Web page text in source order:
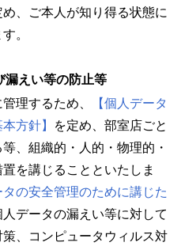
、ご本人が知り得る状態に
。
漏えい等の防止等
理するため、
【個人データ
方針】 を定め、部室店ごと
、組織的・人的・物理的・
を講じることといたしま
タの安全管理のために講じた
データの漏えい等に対して
、コンピュータウィルス対